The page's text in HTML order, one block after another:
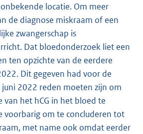
locatie. Om meer
de diagnose miskraam of een
zwangerschap is
Dat bloedonderzoek liet een
ten opzichte van de eerdere
Dit gegeven had voor de
2022 reden moeten zijn om
van het hCG in het bloed te
voorbarig om te concluderen tot
met name ook omdat eerder